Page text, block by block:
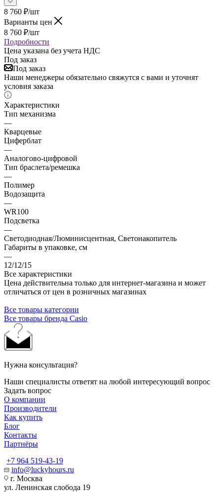
8 760 ₽/шт
Варианты цен
8 760 ₽/шт
Подробности
Цена указана без учета НДС
Под заказ
Под заказ
Наши менеджеры обязательно свяжутся с вами и уточнят
условия заказа
Характеристики
Тип механизма
—
Кварцевые
Циферблат
—
Аналогово-цифровой
Тип браслета/ремешка
—
Полимер
Водозащита
—
WR100
Подсветка
—
Светодиодная/Люминисцентная, Светонакопитель
Габариты в упаковке, см
—
12/12/15
Все характеристики
Цена действительна только для интернет-магазина и может
отличаться от цен в розничных магазинах
Все товары категории
Все товары бренда Casio
Нужна консультация?
Наши специалисты ответят на любой интересующий вопрос
Задать вопрос
О компании
Производители
Как купить
Блог
Контакты
Партнёры
+7 964 519-43-19
info@luckyhours.ru
г. Москва
ул. Ленинская слобода 19